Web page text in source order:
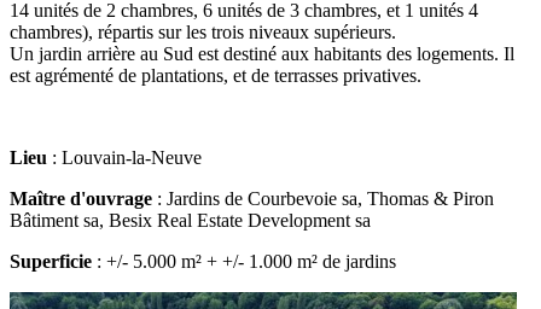
14 unités de 2 chambres, 6 unités de 3 chambres, et 1 unités 4
chambres), répartis sur les trois niveaux supérieurs.
Un jardin arrière au Sud est destiné aux habitants des logements. Il
est agrémenté de plantations, et de terrasses privatives.
Lieu : Louvain-la-Neuve
Maître d'ouvrage : Jardins de Courbevoie sa, Thomas & Piron
Bâtiment sa, Besix Real Estate Development sa
Superficie : +/- 5.000 m² + +/- 1.000 m² de jardins